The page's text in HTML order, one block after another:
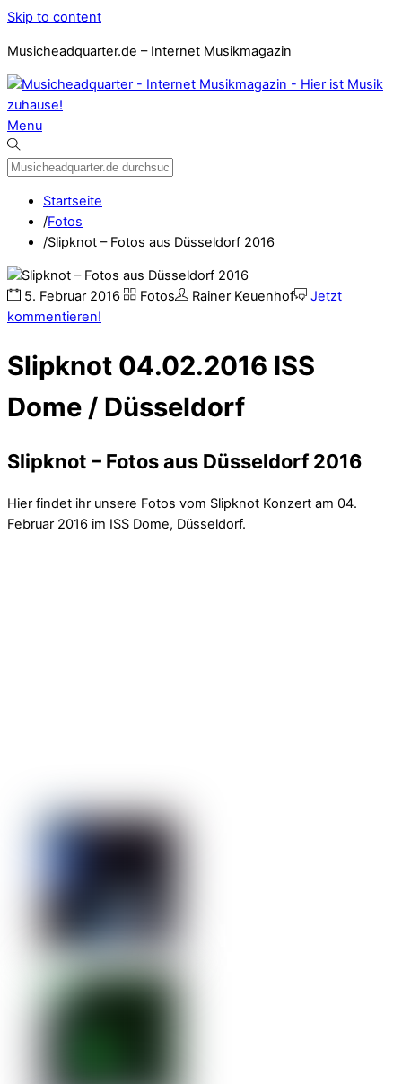
Skip to content
Musicheadquarter.de – Internet Musikmagazin
Menu
Startseite
/Fotos
/Slipknot – Fotos aus Düsseldorf 2016
5. Februar 2016 Fotos Rainer Keuenhof
Jetzt
kommentieren!
Slipknot 04.02.2016 ISS
Dome / Düsseldorf
Slipknot – Fotos aus Düsseldorf 2016
Hier findet ihr unsere Fotos vom Slipknot Konzert am 04.
Februar 2016 im ISS Dome, Düsseldorf.